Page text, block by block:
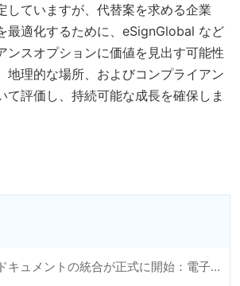
していますが、代替案を求める企業
最適化するために、eSignGlobal など
ンスオプションに価値を見出す可能性
地理的な場所、およびコンプライアン
て評価し、持続可能な成長を確保しま
eSign.AIとLarkドキュメントの統合が正式に開始：電子契約の署名とアーカイブの全プロセスを自動化